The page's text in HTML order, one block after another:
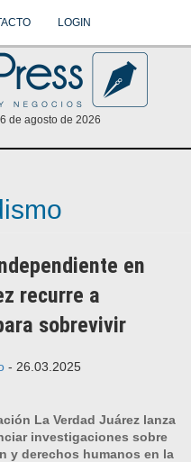
LOGIN
de agosto de 2026
en
recurre a
sobrevivir
- 26.03.2025
La Verdad Juárez lanza
investigaciones sobre
y derechos humanos en la